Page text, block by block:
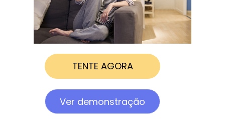
TENTE AGORA
Ver demonstração